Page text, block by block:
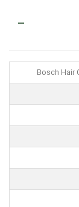
Bosch Hair